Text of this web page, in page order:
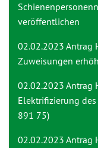
veröffentlichen
02.02.2023 Antrag
Zuweisungen
02.02.2023 Antrag
Elektrifizierung des
891 75)
02.02.2023 Antrag